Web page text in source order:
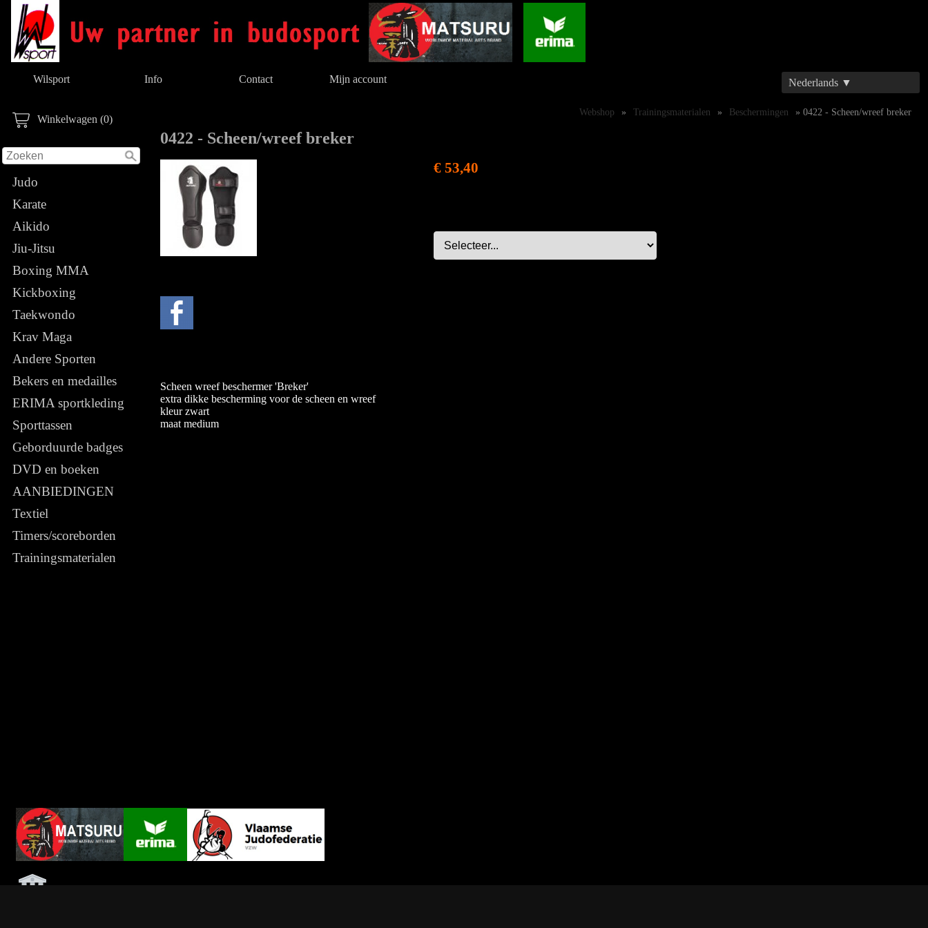
Nederlands ▼
Wilsport Info Contact Mijn account
Winkelwagen (0)
Judo
Karate
Aikido
Jiu-Jitsu
Boxing MMA
Kickboxing
Taekwondo
Krav Maga
Andere Sporten
Bekers en medailles
ERIMA sportkleding
Sporttassen
Geborduurde badges
DVD en boeken
AANBIEDINGEN
Textiel
Timers/scoreborden
Trainingsmaterialen
Webshop » Trainingsmaterialen » Beschermingen » 0422 - Scheen/wreef breker
0422 - Scheen/wreef breker
€ 53,40
Scheen wreef beschermer 'Breker'
extra dikke bescherming voor de scheen en wreef
kleur zwart
maat medium